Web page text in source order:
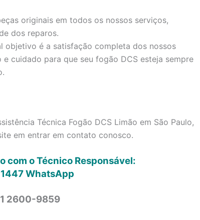
originais em todos os nossos serviços,
dos reparos.
objetivo é a satisfação completa dos nossos
cuidado para que seu fogão DCS esteja sempre
Técnica Fogão DCS Limão em São Paulo,
em entrar em contato conosco.
com o Técnico Responsável:
WhatsApp
2600-9859